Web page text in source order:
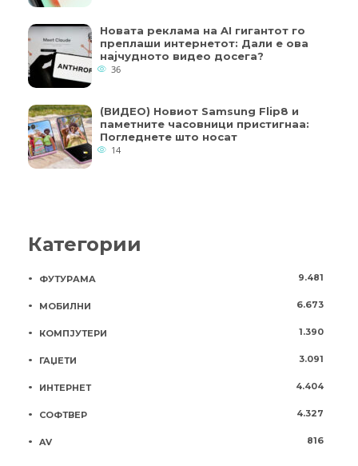
Новата реклама на AI гигантот го
преплаши интернетот: Дали е ова
најчудното видео досега?
36
(ВИДЕО) Новиот Samsung Flip8 и
паметните часовници пристигнаа:
Погледнете што носат
14
Категории
ФУТУРАМА 9.481
МОБИЛНИ 6.673
КОМПЈУТЕРИ 1.390
ГАЏЕТИ 3.091
ИНТЕРНЕТ 4.404
СОФТВЕР 4.327
AV 816